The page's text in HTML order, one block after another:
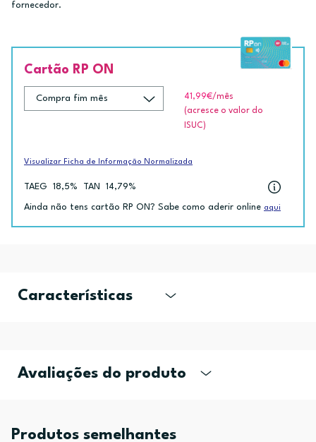
fornecedor.
Cartão RP ON
41,99€/mês
(acresce o valor do
ISUC)
Visualizar Ficha de Informação Normalizada
TAEG 18,5% TAN 14,79%
Ainda não tens cartão RP ON? Sabe como aderir online aqui
Características
Avaliações do produto
Produtos semelhantes